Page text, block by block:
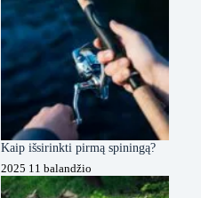
Kaip išsirinkti pirmą spiningą?
2025 11 balandžio